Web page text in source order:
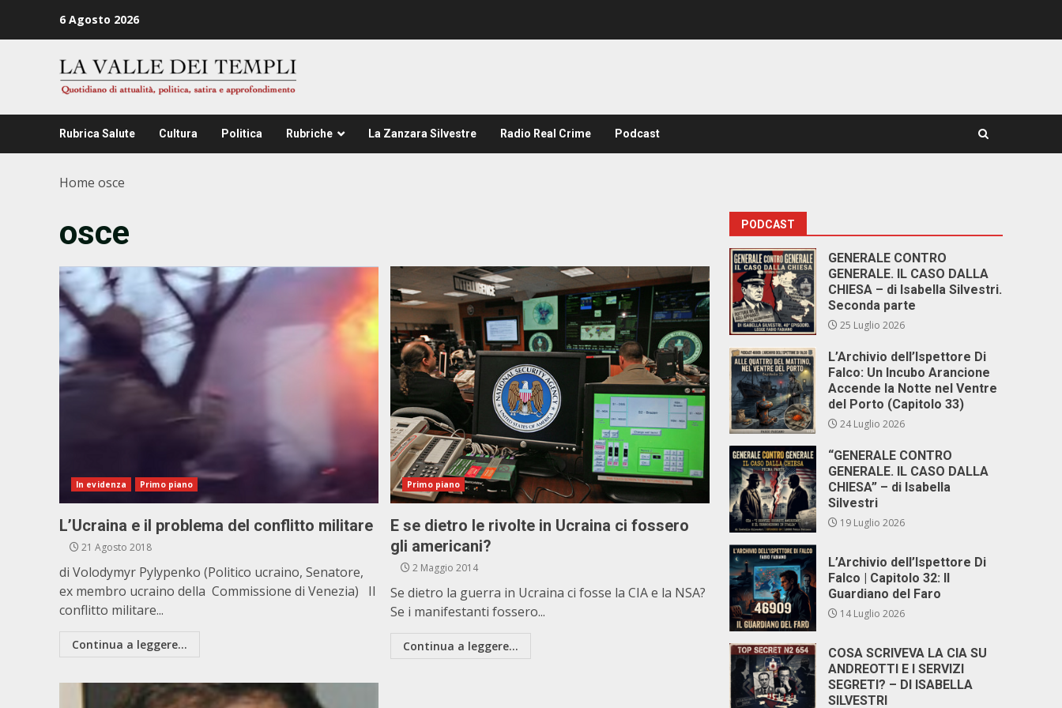
6 Agosto 2026
Rubrica Salute Cultura Politica Rubriche La Zanzara Silvestre Radio Real Crime Podcast
Home osce
osce
In evidenza Primo piano
L’Ucraina e il problema del conflitto militare
21 Agosto 2018
di Volodymyr Pylypenko (Politico ucraino, Senatore,
ex membro ucraino della Commissione di Venezia) Il
conflitto militare...
Continua a leggere...
Primo piano
E se dietro le rivolte in Ucraina ci fossero
gli americani?
2 Maggio 2014
Se dietro la guerra in Ucraina ci fosse la CIA e la NSA?
Se i manifestanti fossero...
Continua a leggere...
PODCAST
GENERALE CONTRO
GENERALE. IL CASO DALLA
CHIESA – di Isabella Silvestri.
Seconda parte
25 Luglio 2026
L’Archivio dell’Ispettore Di
Falco: Un Incubo Arancione
Accende la Notte nel Ventre
del Porto (Capitolo 33)
24 Luglio 2026
“GENERALE CONTRO
GENERALE. IL CASO DALLA
CHIESA” – di Isabella
Silvestri
19 Luglio 2026
L’Archivio dell’Ispettore Di
Falco | Capitolo 32: Il
Guardiano del Faro
14 Luglio 2026
COSA SCRIVEVA LA CIA SU
ANDREOTTI E I SERVIZI
SEGRETI? – DI ISABELLA
SILVESTRI